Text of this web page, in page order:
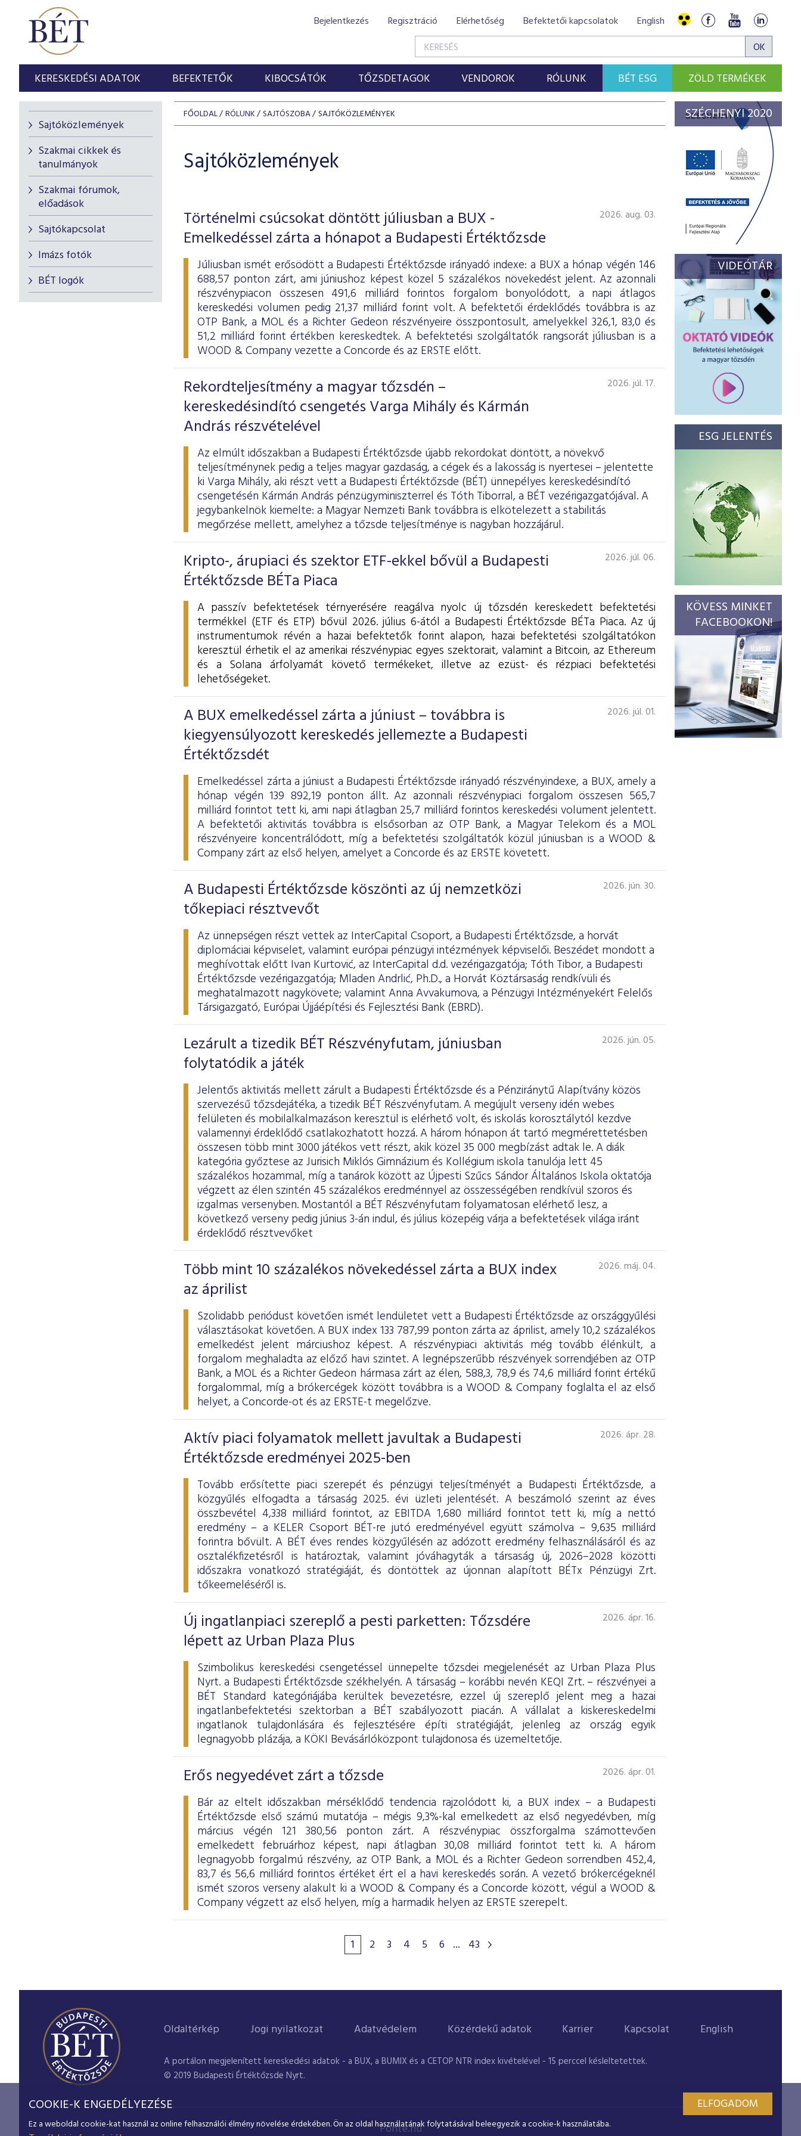
Bejelentkezés Regisztráció Elérhetőség Befektetői kapcsolatok English
KERESKEDÉSI ADATOK BEFEKTETŐK KIBOCSÁTÓK TŐZSDETAGOK VENDOROK RÓLUNK BÉT ESG ZÖLD TERMÉKEK
Sajtóközlemények
Szakmai cikkek és
tanulmányok
Szakmai fórumok,
előadások
Sajtókapcsolat
Imázs fotók
BÉT logók
FŐOLDAL RÓLUNK SAJTÓSZOBA SAJTÓKÖZLEMÉNYEK
Sajtóközlemények
Történelmi csúcsokat döntött júliusban a BUX -
Emelkedéssel zárta a hónapot a Budapesti Értéktőzsde
2026. aug. 03.
Júliusban ismét erősödött a Budapesti Értéktőzsde irányadó indexe: a BUX a hónap végén 146
688,57 ponton zárt, ami júniushoz képest közel 5 százalékos növekedést jelent. Az azonnali
részvénypiacon összesen 491,6 milliárd forintos forgalom bonyolódott, a napi átlagos
kereskedési volumen pedig 21,37 milliárd forint volt. A befektetői érdeklődés továbbra is az
OTP Bank, a MOL és a Richter Gedeon részvényeire összpontosult, amelyekkel 326,1, 83,0 és
51,2 milliárd forint értékben kereskedtek. A befektetési szolgáltatók rangsorát júliusban is a
WOOD & Company vezette a Concorde és az ERSTE előtt.
Rekordteljesítmény a magyar tőzsdén –
kereskedésindító csengetés Varga Mihály és Kármán
András részvételével
2026. júl. 17.
Az elmúlt időszakban a Budapesti Értéktőzsde újabb rekordokat döntött, a növekvő
teljesítménynek pedig a teljes magyar gazdaság, a cégek és a lakosság is nyertesei – jelentette
ki Varga Mihály, aki részt vett a Budapesti Értéktőzsde (BÉT) ünnepélyes kereskedésindító
csengetésén Kármán András pénzügyminiszterrel és Tóth Tiborral, a BÉT vezérigazgatójával. A
jegybankelnök kiemelte: a Magyar Nemzeti Bank továbbra is elkötelezett a stabilitás
megőrzése mellett, amelyhez a tőzsde teljesítménye is nagyban hozzájárul.
Kripto-, árupiaci és szektor ETF-ekkel bővül a Budapesti
Értéktőzsde BÉTa Piaca
2026. júl. 06.
A passzív befektetések térnyerésére reagálva nyolc új tőzsdén kereskedett befektetési
termékkel (ETF és ETP) bővül 2026. július 6-ától a Budapesti Értéktőzsde BÉTa Piaca. Az új
instrumentumok révén a hazai befektetők forint alapon, hazai befektetési szolgáltatókon
keresztül érhetik el az amerikai részvénypiac egyes szektorait, valamint a Bitcoin, az Ethereum
és a Solana árfolyamát követő termékeket, illetve az ezüst- és rézpiaci befektetési
lehetőségeket.
A BUX emelkedéssel zárta a júniust – továbbra is
kiegyensúlyozott kereskedés jellemezte a Budapesti
Értéktőzsdét
2026. júl. 01.
Emelkedéssel zárta a júniust a Budapesti Értéktőzsde irányadó részvényindexe, a BUX, amely a
hónap végén 139 892,19 ponton állt. Az azonnali részvénypiaci forgalom összesen 565,7
milliárd forintot tett ki, ami napi átlagban 25,7 milliárd forintos kereskedési volument jelentett.
A befektetői aktivitás továbbra is elsősorban az OTP Bank, a Magyar Telekom és a MOL
részvényeire koncentrálódott, míg a befektetési szolgáltatók közül júniusban is a WOOD &
Company zárt az első helyen, amelyet a Concorde és az ERSTE követett.
A Budapesti Értéktőzsde köszönti az új nemzetközi
tőkepiaci résztvevőt
2026. jún. 30.
Az ünnepségen részt vettek az InterCapital Csoport, a Budapesti Értéktőzsde, a horvát
diplomáciai képviselet, valamint európai pénzügyi intézmények képviselői. Beszédet mondott a
meghívottak előtt Ivan Kurtović, az InterCapital d.d. vezérigazgatója; Tóth Tibor, a Budapesti
Értéktőzsde vezérigazgatója; Mladen Andrlić, Ph.D., a Horvát Köztársaság rendkívüli és
meghatalmazott nagykövete; valamint Anna Avvakumova, a Pénzügyi Intézményekért Felelős
Társigazgató, Európai Újjáépítési és Fejlesztési Bank (EBRD).
Lezárult a tizedik BÉT Részvényfutam, júniusban
folytatódik a játék
2026. jún. 05.
Jelentős aktivitás mellett zárult a Budapesti Értéktőzsde és a Pénziránytű Alapítvány közös
szervezésű tőzsdejátéka, a tizedik BÉT Részvényfutam. A megújult verseny idén webes
felületen és mobilalkalmazáson keresztül is elérhető volt, és iskolás korosztálytól kezdve
valamennyi érdeklődő csatlakozhatott hozzá. A három hónapon át tartó megmérettetésben
összesen több mint 3000 játékos vett részt, akik közel 35 000 megbízást adtak le. A diák
kategória győztese az Jurisich Miklós Gimnázium és Kollégium iskola tanulója lett 45
százalékos hozammal, míg a tanárok között az Újpesti Szűcs Sándor Általános Iskola oktatója
végzett az élen szintén 45 százalékos eredménnyel az összességében rendkívül szoros és
izgalmas versenyben. Mostantól a BÉT Részvényfutam folyamatosan elérhető lesz, a
következő verseny pedig június 3-án indul, és július közepéig várja a befektetések világa iránt
érdeklődő résztvevőket
Több mint 10 százalékos növekedéssel zárta a BUX index
az áprilist
2026. máj. 04.
Szolidabb periódust követően ismét lendületet vett a Budapesti Értéktőzsde az országgyűlési
választásokat követően. A BUX index 133 787,99 ponton zárta az áprilist, amely 10,2 százalékos
emelkedést jelent márciushoz képest. A részvénypiaci aktivitás még tovább élénkült, a
forgalom meghaladta az előző havi szintet. A legnépszerűbb részvények sorrendjében az OTP
Bank, a MOL és a Richter Gedeon hármasa zárt az élen, 588,3, 78,9 és 74,6 milliárd forint értékű
forgalommal, míg a brókercégek között továbbra is a WOOD & Company foglalta el az első
helyet, a Concorde-ot és az ERSTE-t megelőzve.
Aktív piaci folyamatok mellett javultak a Budapesti
Értéktőzsde eredményei 2025-ben
2026. ápr. 28.
Tovább erősítette piaci szerepét és pénzügyi teljesítményét a Budapesti Értéktőzsde, a
közgyűlés elfogadta a társaság 2025. évi üzleti jelentését. A beszámoló szerint az éves
összbevétel 4,338 milliárd forintot, az EBITDA 1,680 milliárd forintot tett ki, míg a nettó
eredmény – a KELER Csoport BÉT-re jutó eredményével együtt számolva – 9,635 milliárd
forintra bővült. A BÉT éves rendes közgyűlésén az adózott eredmény felhasználásáról és az
osztalékfizetésről is határoztak, valamint jóváhagyták a társaság új, 2026–2028 közötti
időszakra vonatkozó stratégiáját, és döntöttek az újonnan alapított BÉTx Pénzügyi Zrt.
tőkeemeléséről is.
Új ingatlanpiaci szereplő a pesti parketten: Tőzsdére
lépett az Urban Plaza Plus
2026. ápr. 16.
Szimbolikus kereskedési csengetéssel ünnepelte tőzsdei megjelenését az Urban Plaza Plus
Nyrt. a Budapesti Értéktőzsde székhelyén. A társaság – korábbi nevén KEQI Zrt. – részvényei a
BÉT Standard kategóriájába kerültek bevezetésre, ezzel új szereplő jelent meg a hazai
ingatlanbefektetési szektorban a BÉT szabályozott piacán. A vállalat a kiskereskedelmi
ingatlanok tulajdonlására és fejlesztésére építi stratégiáját, jelenleg az ország egyik
legnagyobb plázája, a KÖKI Bevásárlóközpont tulajdonosa és üzemeltetője.
Erős negyedévet zárt a tőzsde 2026. ápr. 01.
Bár az eltelt időszakban mérséklődő tendencia rajzolódott ki, a BUX index – a Budapesti
Értéktőzsde első számú mutatója – mégis 9,3%-kal emelkedett az első negyedévben, míg
március végén 121 380,56 ponton zárt. A részvénypiac összforgalma számottevően
emelkedett februárhoz képest, napi átlagban 30,08 milliárd forintot tett ki. A három
legnagyobb forgalmú részvény, az OTP Bank, a MOL és a Richter Gedeon sorrendben 452,4,
83,7 és 56,6 milliárd forintos értéket ért el a havi kereskedés során. A vezető brókercégeknél
ismét szoros verseny alakult ki a WOOD & Company és a Concorde között, végül a WOOD &
Company végzett az első helyen, míg a harmadik helyen az ERSTE szerepelt.
1 2 3 4 5 6 ... 43
SZÉCHENYI 2020
VIDEÓTÁR
ESG JELENTÉS
KÖVESS MINKET
FACEBOOKON!
Oldaltérkép Jogi nyilatkozat Adatvédelem Közérdekű adatok Karrier Kapcsolat English
A portálon megjelenített kereskedési adatok - a BUX, a BUMIX és a CETOP NTR index kivételével - 15 perccel késleltetettek.
© 2019 Budapesti Értéktőzsde Nyrt.
Ponte.hu
COOKIE-K ENGEDÉLYEZÉSE
Ez a weboldal cookie-kat használ az online felhasználói élmény növelése érdekében. Ön az oldal használatának folytatásával beleegyezik a cookie-k használatába.
ELFOGADOM